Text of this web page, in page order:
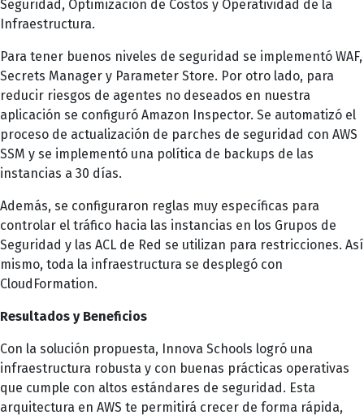
Seguridad, Optimización de Costos y Operatividad de la
Infraestructura.
Para tener buenos niveles de seguridad se implementó WAF,
Secrets Manager y Parameter Store. Por otro lado, para
reducir riesgos de agentes no deseados en nuestra
aplicación se configuró Amazon Inspector. Se automatizó el
proceso de actualización de parches de seguridad con AWS
SSM y se implementó una política de backups de las
instancias a 30 días.
Además, se configuraron reglas muy específicas para
controlar el tráfico hacia las instancias en los Grupos de
Seguridad y las ACL de Red se utilizan para restricciones. Así
mismo, toda la infraestructura se desplegó con
CloudFormation.
Resultados y Beneficios
Con la solución propuesta, Innova Schools logró una
infraestructura robusta y con buenas prácticas operativas
que cumple con altos estándares de seguridad. Esta
arquitectura en AWS te permitirá crecer de forma rápida,